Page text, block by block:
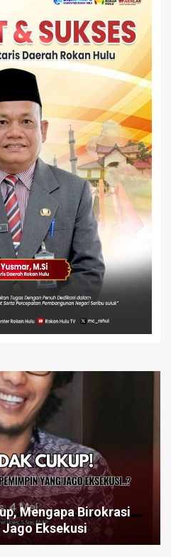
ARTIKEL PENDIDIKAN
Pentingnya Muatan
Daerah Kabupaten